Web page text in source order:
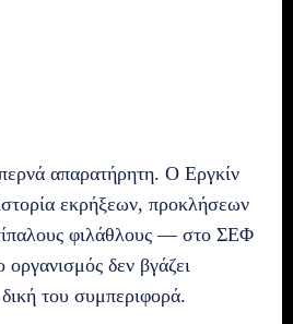
απαρατήρητη. Ο Εργκίν
εκρήξεων, προκλήσεων
φιλάθλους — στο ΣΕΦ
δεν βγάζει
του συμπεριφορά.